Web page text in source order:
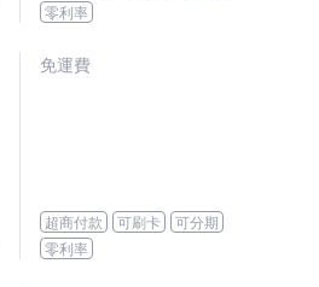
零利率
免運費
超商付款 可刷卡
可分期
零利率